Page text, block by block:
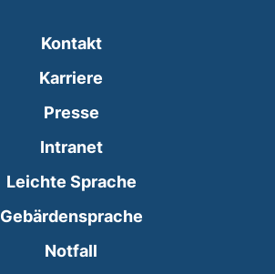
Kontakt
Karriere
Presse
Intranet(externer Link, öffnet
Leichte Sprache
Gebärdensprache
Notfall